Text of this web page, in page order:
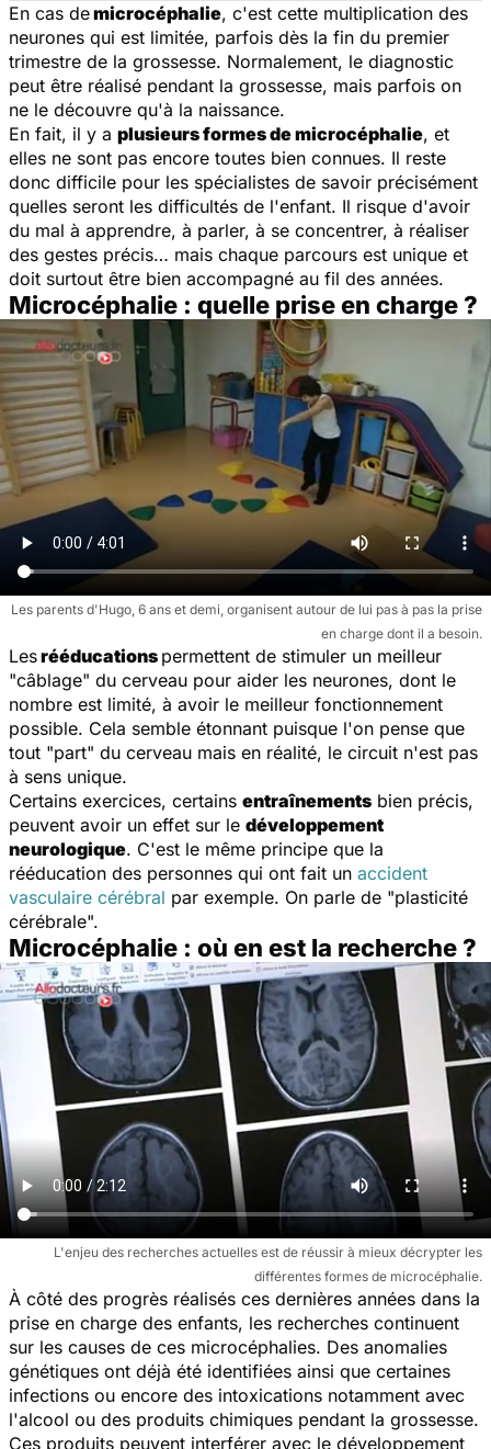
En cas demicrocéphalie, c'est cette multiplication des
neurones qui est limitée, parfois dès la fin du premier
trimestre de la grossesse. Normalement, le diagnostic
peut être réalisé pendant la grossesse, mais parfois on
ne le découvre qu'à la naissance.
En fait, il y a plusieurs formes de microcéphalie, et
elles ne sont pas encore toutes bien connues. Il reste
donc difficile pour les spécialistes de savoir précisément
quelles seront les difficultés de l'enfant. Il risque d'avoir
du mal à apprendre, à parler, à se concentrer, à réaliser
des gestes précis… mais chaque parcours est unique et
doit surtout être bien accompagné au fil des années.
Microcéphalie : quelle prise en charge ?
Les parents d'Hugo, 6 ans et demi, organisent autour de lui pas à pas la prise
en charge dont il a besoin.
Lesrééducations permettent de stimuler un meilleur
"câblage" du cerveau pour aider les neurones, dont le
nombre est limité, à avoir le meilleur fonctionnement
possible. Cela semble étonnant puisque l'on pense que
tout "part" du cerveau mais en réalité, le circuit n'est pas
à sens unique.
Certains exercices, certains entraînements bien précis,
peuvent avoir un effet sur le développement
neurologique. C'est le même principe que la
rééducation des personnes qui ont fait un accident
vasculaire cérébral par exemple. On parle de "plasticité
cérébrale".
Microcéphalie : où en est la recherche ?
L'enjeu des recherches actuelles est de réussir à mieux décrypter les
différentes formes de microcéphalie.
À côté des progrès réalisés ces dernières années dans la
prise en charge des enfants, les recherches continuent
sur les causes de ces microcéphalies. Des anomalies
génétiques ont déjà été identifiées ainsi que certaines
infections ou encore des intoxications notamment avec
l'alcool ou des produits chimiques pendant la grossesse.
Ces produits peuvent interférer avec le développement